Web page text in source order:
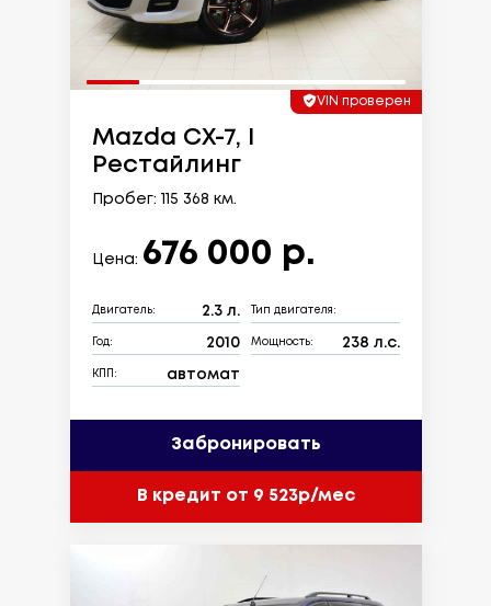
VIN проверен
Mazda CX-7, I
Рестайлинг
Пробег: 115 368 км.
Цена: 676 000 р.
Двигатель: 2.3 л. Тип двигателя:
Год: 2010 Мощность: 238 л.с.
КПП: автомат
Забронировать
В кредит от 9 523р/мес